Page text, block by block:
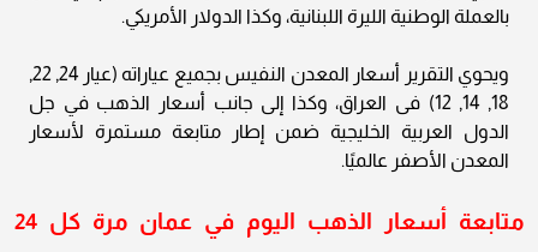
بالعملة الوطنية الليرة اللبنانية، وكذا الدولار الأمريكي.
ويحوي التقرير أسعار المعدن النفيس بجميع عياراته (عيار 24, 22,
18, 14, 12) فى العراق، وكذا إلى جانب أسعار الذهب في جل
الدول العربية الخليجية ضمن إطار متابعة مستمرة لأسعار
المعدن الأصفر عالميًا.
متابعة أسعار الذهب اليوم في عمان مرة كل 24